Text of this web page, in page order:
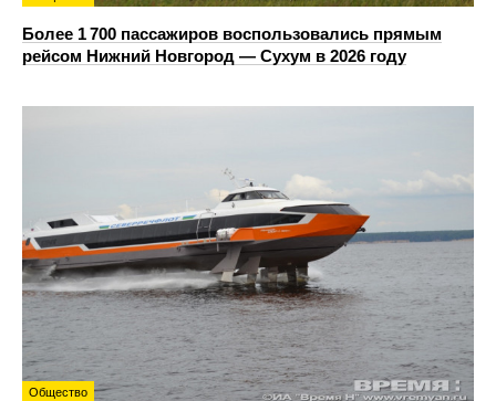
Более 1 700 пассажиров воспользовались прямым
рейсом Нижний Новгород — Сухум в 2026 году
Общество